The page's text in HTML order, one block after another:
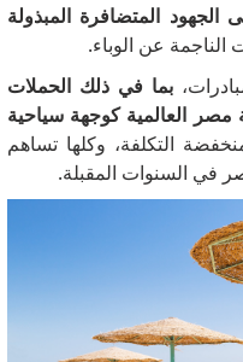
الجهود المتضافرة المبذولة
عن الوباء.
بما في ذلك الحملات
مصر العالمية كوجهة سياحية
التكلفة، وكلها تساهم
السنوات المقبلة.